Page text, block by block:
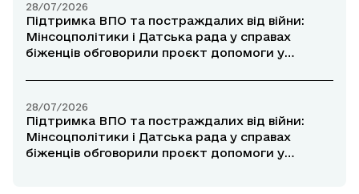
28/07/2026
Підтримка ВПО та постраждалих від війни:
Мінсоцполітики і Датська рада у справах
біженців обговорили проєкт допомоги у
28/07/2026
Підтримка ВПО та постраждалих від війни:
Мінсоцполітики і Датська рада у справах
біженців обговорили проєкт допомоги у